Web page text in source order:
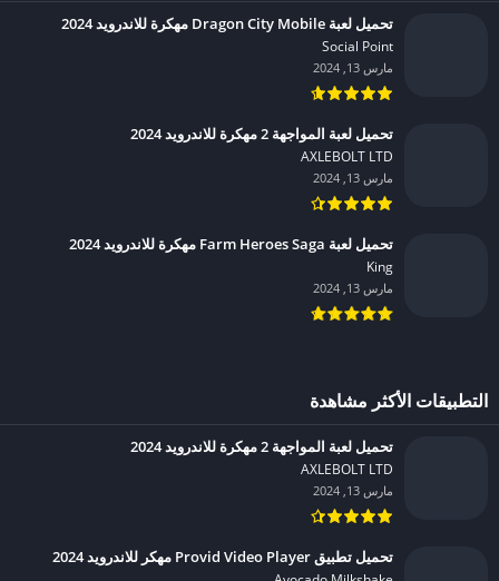
تحميل لعبة Dragon City Mobile مهكرة للاندرويد 2024
Social Point‏
مارس 13, 2024
تحميل لعبة المواجهة 2 مهكرة للاندرويد 2024
AXLEBOLT LTD‏
مارس 13, 2024
تحميل لعبة Farm Heroes Saga مهكرة للاندرويد 2024
King‏
مارس 13, 2024
التطبيقات الأكثر مشاهدة
تحميل لعبة المواجهة 2 مهكرة للاندرويد 2024
AXLEBOLT LTD‏
مارس 13, 2024
تحميل تطبيق Provid Video Player مهكر للاندرويد 2024